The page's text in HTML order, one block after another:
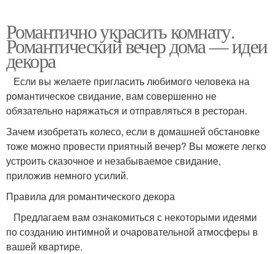
Романтично украсить комнату.
Романтический вечер дома — идеи
декора
Если вы желаете пригласить любимого человека на
романтическое свидание, вам совершенно не
обязательно наряжаться и отправляться в ресторан.
Зачем изобретать колесо, если в домашней обстановке
тоже можно провести приятный вечер? Вы можете легко
устроить сказочное и незабываемое свидание,
приложив немного усилий.
Правила для романтического декора
Предлагаем вам ознакомиться с некоторыми идеями
по созданию интимной и очаровательной атмосферы в
вашей квартире.